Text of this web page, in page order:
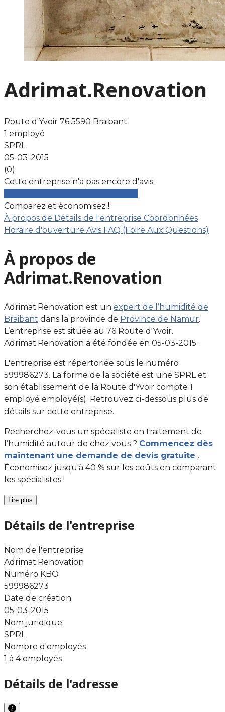
Adrimat.Renovation
Route d'Yvoir 76 5590 Braibant
1 employé
SPRL
05-03-2015
(0)
Cette entreprise n'a pas encore d'avis.
Comparez et économisez !
À propos de Détails de l'entreprise Coordonnées
Horaire d'ouverture Avis FAQ (Foire Aux Questions)
À propos de
Adrimat.Renovation
Adrimat.Renovation est un expert de l’humidité de
Braibant dans la province de Province de Namur.
L’entreprise est située au 76 Route d'Yvoir.
Adrimat.Renovation a été fondée en 05-03-2015.
L'entreprise est répertoriée sous le numéro
599986273. La forme de la société est une SPRL et
son établissement de la Route d'Yvoir compte 1
employé employé(s). Retrouvez ci-dessous plus de
détails sur cette entreprise.
Recherchez-vous un spécialiste en traitement de
l’humidité autour de chez vous ? Commencez dès
maintenant une demande de devis gratuite .
Économisez jusqu'à 40 % sur les coûts en comparant
les spécialistes !
Lire plus
Détails de l'entreprise
Nom de l'entreprise
Adrimat.Renovation
Numéro KBO
599986273
Date de création
05-03-2015
Nom juridique
SPRL
Nombre d'employés
1 à 4 employés
Détails de l'adresse